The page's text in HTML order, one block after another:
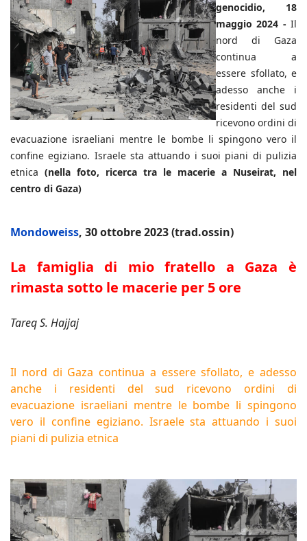
genocidio, 18
maggio 2024 - Il
nord di Gaza
continua a
essere sfollato, e
adesso anche i
residenti del sud
ricevono ordini di
evacuazione israeliani mentre le bombe li spingono vero il
confine egiziano. Israele sta attuando i suoi piani di pulizia
etnica (nella foto, ricerca tra le macerie a Nuseirat, nel
centro di Gaza)
Mondoweiss, 30 ottobre 2023 (trad.ossin)
La famiglia di mio fratello a Gaza è
rimasta sotto le macerie per 5 ore
Tareq S. Hajjaj
Il nord di Gaza continua a essere sfollato, e adesso
anche i residenti del sud ricevono ordini di
evacuazione israeliani mentre le bombe li spingono
vero il confine egiziano. Israele sta attuando i suoi
piani di pulizia etnica